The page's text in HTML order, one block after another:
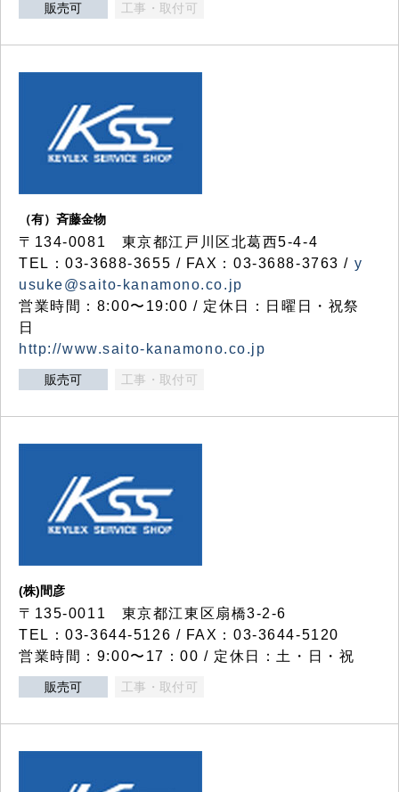
販売可 工事・取付可
（有）斉藤金物
〒134-0081 東京都江戸川区北葛西5-4-4
TEL：03-3688-3655 / FAX：03-3688-3763 / y
usuke@saito-kanamono.co.jp
営業時間：8:00〜19:00 / 定休日：日曜日・祝祭
日
http://www.saito-kanamono.co.jp
販売可 工事・取付可
(株)間彦
〒135-0011 東京都江東区扇橋3-2-6
TEL：03-3644-5126 / FAX：03-3644-5120
営業時間：9:00〜17：00 / 定休日：土・日・祝
販売可 工事・取付可